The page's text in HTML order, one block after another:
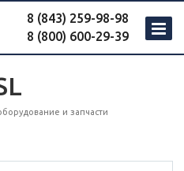
8 (843) 259-98-98
8 (800) 600-29-39
и запчасти